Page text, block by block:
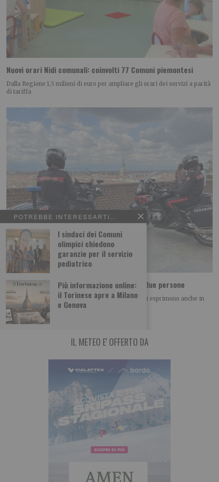
POTREBBE INTERESSARTI...
I sindaci dei Comuni
olimpici chiedono
garanzie per il servizio
pediatrico
Più informazione online:
il Torinese apre a Milano
e Genova
Nuovi orari Nidi comunali: coinvolti 77 Comuni piemontesi
Dalla Regione 1,5 milioni di euro per ampliare gli orari dei servizi a parità
di tariffa
In poche ore i carabinieri salvano la vita a due persone
La capillarità e la presenza costante sul territorio si esprimono anche in
interventi che per la
IL METEO E' OFFERTO DA